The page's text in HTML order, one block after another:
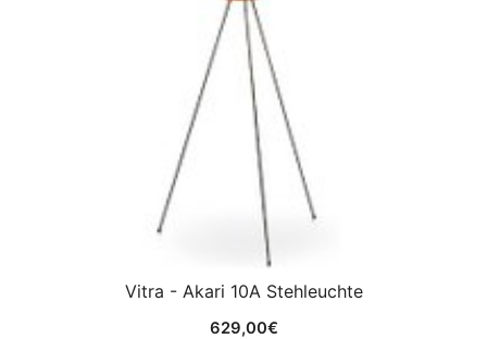
Vitra - Akari 10A Stehleuchte
629,00€